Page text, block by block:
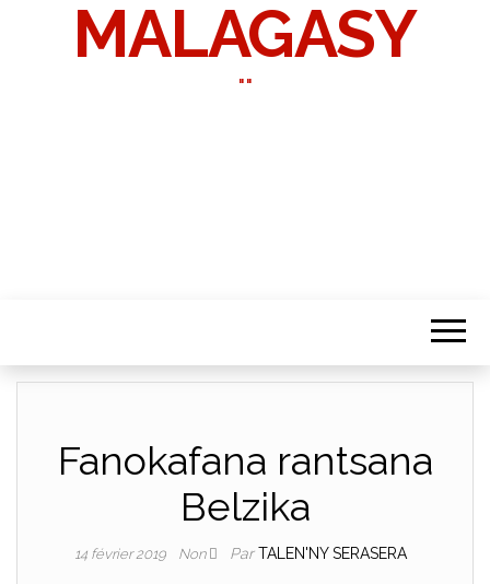
MALAGASY
""
Fanokafana rantsana
Belzika
14 février 2019 Non ParTALEN'NY SERASERA